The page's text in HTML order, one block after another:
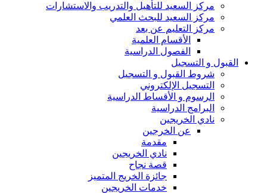
مركز السعيد للتأهيل والتدريب والاستشارات
مركز السعيد للبحث العلمي
مركز التعليم عن بعد
الأقسام العلمية
الفصول الدراسية
القبول و التسجيل
شروط القبول و التسجيل
التسجيل الإلكتروني
الرسوم و الأقساط الدراسية
البرامج الدراسية
نادي الخريجين
عن الخرجين
مقدمة
نادي الخريجين
قصة نجاح
جائزة الخريج المتميز
خدمات الخريجين